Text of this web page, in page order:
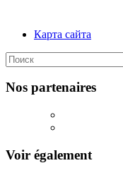
Карта сайта
Nos partenaires
Voir également